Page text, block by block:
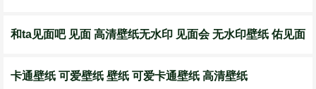
和ta见面吧 见面 高清壁纸无水印 见面会 无水印壁纸 佑见面
卡通壁纸 可爱壁纸 壁纸 可爱卡通壁纸 高清壁纸